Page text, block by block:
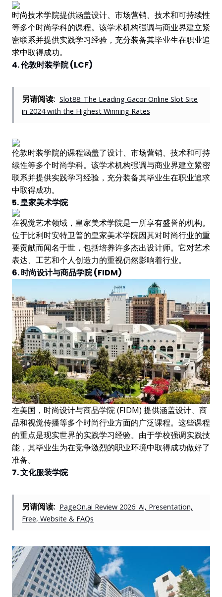
时尚技术学院提供涵盖设计、市场营销、技术和可持续性
等多个时尚学科的课程。该学术机构强调与商业界建立紧
密联系并提供实践学习经验，充分装备其毕业生在职业追
求中取得成功。
4. 伦敦时装学院 (LCF)
另请阅读: Slot88: The Leading Gacor Online Slot Site
in 2024 with the Highest Winning Rates
伦敦时装学院的课程涵盖了设计、市场营销、技术和可持
续性等多个时尚学科。该学术机构强调与商业界建立紧密
联系并提供实践学习经验，充分装备其毕业生在职业追求
中取得成功。
5. 皇家美术学院
在视觉艺术领域，皇家美术学院是一所享有盛誉的机构。
位于比利时安特卫普的皇家美术学院因其对时尚行业的重
要贡献而闻名于世，包括培养许多杰出设计师。它对艺术
表达、工艺和个人创造力的重视仍然影响着行业。
6. 时尚设计与商品学院 (FIDM)
在美国，时尚设计与商品学院 (FIDM) 提供涵盖设计、商
品和视觉传播等多个时尚行业方面的广泛课程。这些课程
的重点是现实世界的实践学习经验。由于学校强调实践技
能，其毕业生为在竞争激烈的职业环境中取得成功做好了
准备。
7. 文化服装学院
另请阅读: PageOn.ai Review 2026: Ai, Presentation,
Free, Website & FAQs